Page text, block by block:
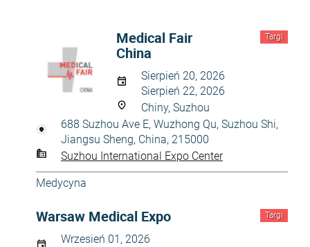
Targi
Medical Fair
China
Sierpień 20, 2026
Sierpień 22, 2026
Chiny, Suzhou
688 Suzhou Ave E, Wuzhong Qu, Suzhou Shi,
Jiangsu Sheng, China, 215000
Suzhou International Expo Center
Medycyna
Targi
Warsaw Medical Expo
Wrzesień 01, 2026